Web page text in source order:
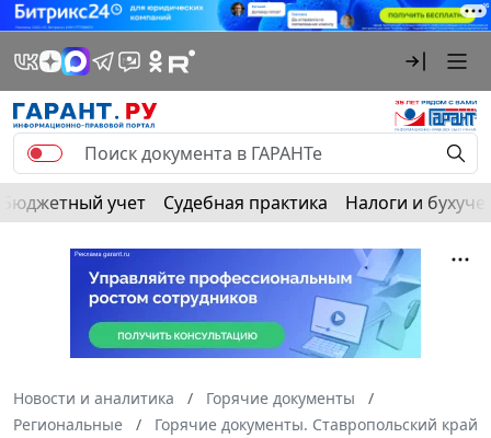
Бюджетный учет Судебная практика Налоги и
Новости и аналитика
Горячие документы
Региональные
Горячие документы. Ставропольский край